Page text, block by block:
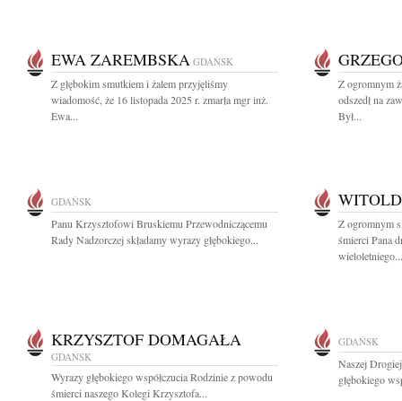
EWA ZAREMBSKA GDAŃSK
Z głębokim smutkiem i żalem przyjęliśmy
wiadomość, że 16 listopada 2025 r. zmarła mgr inż.
Ewa...
Z ogromnym
odszedł na
Był...
GDAŃSK
Panu Krzysztofowi Bruskiemu Przewodniczącemu
Rady Nadzorczej składamy wyrazy głębokiego...
Z ogromnym
śmierci Pana
wieloletniego...
KRZYSZTOF DOMAGAŁA
GDAŃSK
Wyrazy głębokiego współczucia Rodzinie z powodu
śmierci naszego Kolegi Krzysztofa...
GDAŃSK
Naszej
głębokiego